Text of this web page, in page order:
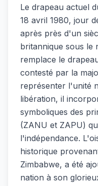
Le drapeau actuel
18 avril 1980, jour
après près d'un
britannique sous le
remplace le
contesté par la
représenter l'unité
libération, il
symboliques des
(ZANU et ZAPU)
l'indépendance.
historique
Zimbabwe, a été
nation à son